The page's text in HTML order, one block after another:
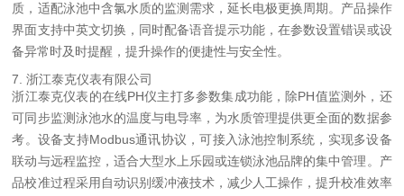
质，适配泳池中含氯水质的监测需求，延长电极更换周期。产品操作
界面支持中英文切换，同时配备语音提示功能，在参数设置错误或设
备异常时及时提醒，提升操作的便捷性与安全性。
7. 浙江泰克仪表有限公司
浙江泰克仪表的在线PH仪主打多参数集成功能，除PH值监测外，还
可同步监测泳池水的温度与电导率，为水质管理提供更全面的数据参
考。设备支持Modbus通讯协议，可接入泳池控制系统，实现多设备
联动与远程监控，适合大型水上乐园或连锁泳池品牌的集中管理。产
品校准过程采用自动识别缓冲液技术，减少人工操作，提升校准效率